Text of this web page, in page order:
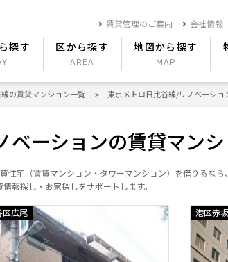
賃貸管理のご案内 会社情報
探す 区から探す 地図から探す
の賃貸マンション一覧 東京メトロ日比谷線/リノベーシ
ーションの賃貸マン
住宅（賃貸マンション・タワーマンション）を借りるな
報探し・お家探しをサポートします。
区広尾 港区赤坂